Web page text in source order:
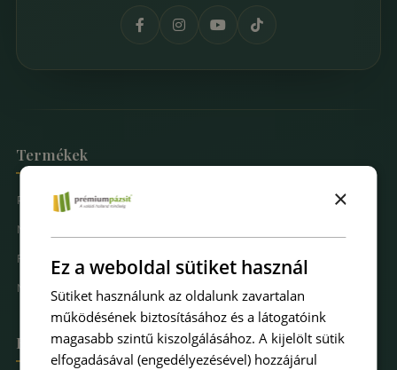
Termékek
Prémium Pázsit® Műfüvek
Mintarendelés
Fűfal Dekoráció
Műfűkarbantartás
Hova keresel pázsitot
×
Ez a weboldal sütiket használ
Sütiket használunk az oldalunk zavartalan
működésének biztosításához és a látogatóink
magasabb szintű kiszolgálásához. A kijelölt sütik
elfogadásával (engedélyezésével) hozzájárul